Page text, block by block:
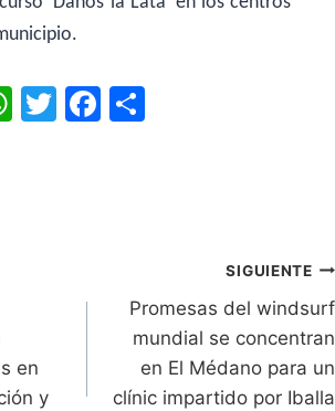
W T
F
en
y
SIGUIENTE
Promesas del windsurf
mundial se concentran
en El Médano para un
clínic impartido por Iballa